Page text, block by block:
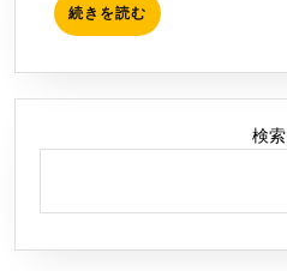
準
中
型
免
二
種
続きを読む 続
き
読
む
検索